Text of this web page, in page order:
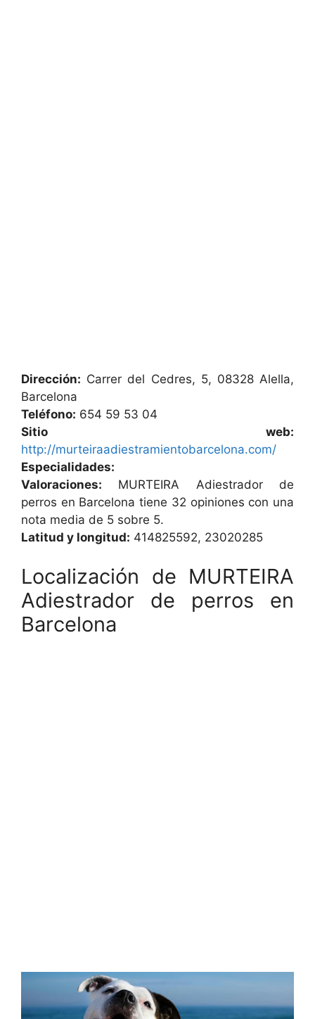
Dirección: Carrer del Cedres, 5, 08328 Alella,
Barcelona
Teléfono: 654 59 53 04
Sitio web:
http://murteiraadiestramientobarcelona.com/
Especialidades:
Valoraciones: MURTEIRA Adiestrador de
perros en Barcelona tiene 32 opiniones con una
nota media de 5 sobre 5.
Latitud y longitud: 414825592, 23020285
Localización de MURTEIRA
Adiestrador de perros en
Barcelona